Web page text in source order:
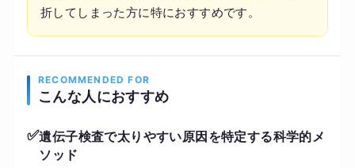
折してしまった方に特におすすめです。
RECOMMENDED FOR
こんな人におすすめ
✅遺伝子検査で太りやすい原因を特定する科学的メ
ソッド